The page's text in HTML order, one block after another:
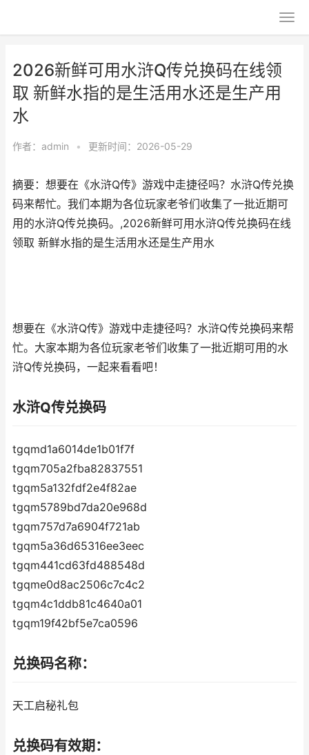
2026新鲜可用水浒Q传兑换码在线领
取 新鲜水指的是生活用水还是生产用
水
作者： admin • 更新时间：2026-05-29
摘要：想要在《水浒Q传》游戏中走捷径吗？水浒Q传兑换
码来帮忙。我们本期为各位玩家老爷们收集了一批近期可
用的水浒Q传兑换码。,2026新鲜可用水浒Q传兑换码在线
领取 新鲜水指的是生活用水还是生产用水
想要在《水浒Q传》游戏中走捷径吗？水浒Q传兑换码来帮
忙。大家本期为各位玩家老爷们收集了一批近期可用的水
浒Q传兑换码，一起来看看吧！
水浒Q传兑换码
tgqmd1a6014de1b01f7f
tgqm705a2fba82837551
tgqm5a132fdf2e4f82ae
tgqm5789bd7da20e968d
tgqm757d7a6904f721ab
tgqm5a36d65316ee3eec
tgqm441cd63fd488548d
tgqme0d8ac2506c7c4c2
tgqm4c1ddb81c4640a01
tgqm19f42bf5e7ca0596
兑换码名称：
天工启秘礼包
兑换码有效期：